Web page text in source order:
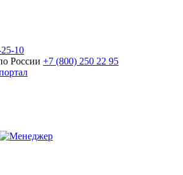
10
России +7 (800) 250 22 95